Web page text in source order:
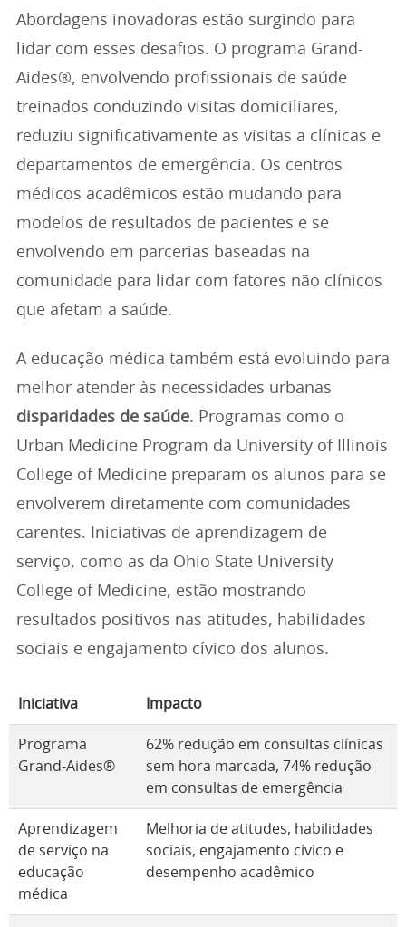
Abordagens inovadoras estão surgindo para
lidar com esses desafios. O programa Grand-
Aides®, envolvendo profissionais de saúde
treinados conduzindo visitas domiciliares,
reduziu significativamente as visitas a clínicas e
departamentos de emergência. Os centros
médicos acadêmicos estão mudando para
modelos de resultados de pacientes e se
envolvendo em parcerias baseadas na
comunidade para lidar com fatores não clínicos
que afetam a saúde.
A educação médica também está evoluindo para
melhor atender às necessidades urbanas
disparidades de saúde. Programas como o
Urban Medicine Program da University of Illinois
College of Medicine preparam os alunos para se
envolverem diretamente com comunidades
carentes. Iniciativas de aprendizagem de
serviço, como as da Ohio State University
College of Medicine, estão mostrando
resultados positivos nas atitudes, habilidades
sociais e engajamento cívico dos alunos.
Iniciativa Impacto
Programa
Grand-Aides®
62% redução em consultas clínicas
sem hora marcada, 74% redução
em consultas de emergência
Aprendizagem
de serviço na
educação
médica
Melhoria de atitudes, habilidades
sociais, engajamento cívico e
desempenho acadêmico